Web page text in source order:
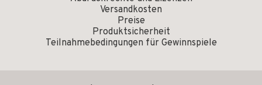
Versandkosten
Preise
Produktsicherheit
Teilnahmebedingungen für Gewinnspiele